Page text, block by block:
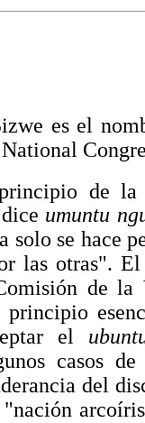
es el
de la
umuntu
solo se hace
las otras".
de la
principio
el
casos
del